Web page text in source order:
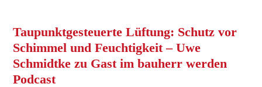
Taupunktgesteuerte Lüftung: Schutz vor
Schimmel und Feuchtigkeit – Uwe
Schmidtke zu Gast im bauherr werden
Podcast